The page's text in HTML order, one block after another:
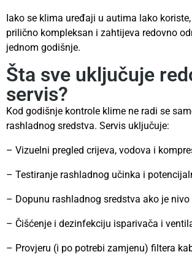
Iako se klima uređaji u autima lako
prilično kompleksan i zahtijeva redovno
jednom godišnje.
Šta sve uključuje
servis?
Kod godišnje kontrole klime ne radi se
rashladnog sredstva. Servis uključuje:
– Vizuelni pregled crijeva, vodova i
– Testiranje rashladnog učinka i
– Dopunu rashladnog sredstva ako je nivo
– Čišćenje i dezinfekciju isparivača i
– Provjeru (i po potrebi zamjenu) filtera